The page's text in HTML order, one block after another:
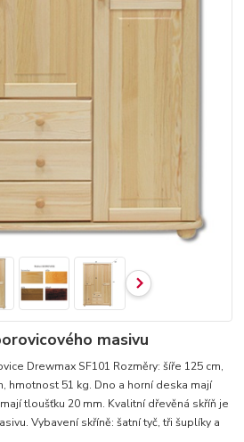
masivu
Drewmax SF101 Rozměry: šíře 125 cm,
hmotnost 51 kg. Dno a horní deska mají
tloušťku 20 mm. Kvalitní dřevěná skříň je
Vybavení skříně: šatní tyč, tři šuplíky a